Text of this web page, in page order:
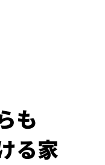
も
る家